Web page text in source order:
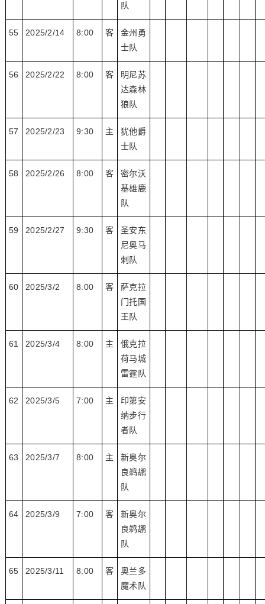
队
55 2025/2/14 8:00 客
金州勇
士队
56 2025/2/22 8:00 客
明尼苏
达森林
狼队
57 2025/2/23 9:30 主
犹他爵
士队
58 2025/2/26 8:00 客
密尔沃
基雄鹿
队
59 2025/2/27 9:30 客
圣安东
尼奥马
刺队
60 2025/3/2 8:00 客
萨克拉
门托国
王队
61 2025/3/4 8:00 主
俄克拉
荷马城
雷霆队
62 2025/3/5 7:00 主
印第安
纳步行
者队
63 2025/3/7 8:00 主
新奥尔
良鹈鹕
队
64 2025/3/9 7:00 客
新奥尔
良鹈鹕
队
65 2025/3/11 8:00 客
奥兰多
魔术队